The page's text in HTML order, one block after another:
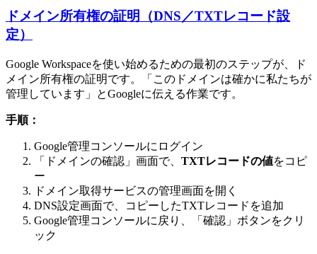
ドメイン所有権の証明（DNS／TXTレコード設
定）
Google Workspaceを使い始めるための最初のステップが、ド
メイン所有権の証明です。「このドメインは確かに私たちが
管理しています」とGoogleに伝える作業です。
手順：
Google管理コンソールにログイン
「ドメインの確認」画面で、 TXTレコードの値をコピ
ー
ドメイン取得サービスの管理画面を開く
DNS設定画面で、コピーしたTXTレコードを追加
Google管理コンソールに戻り、「確認」ボタンをクリ
ック